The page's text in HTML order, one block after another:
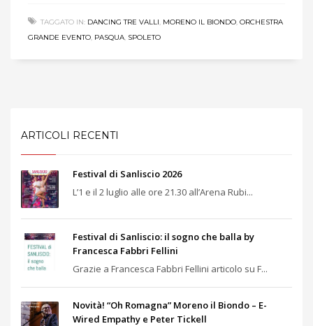
TAGGATO IN: DANCING TRE VALLI, MORENO IL BIONDO, ORCHESTRA
GRANDE EVENTO, PASQUA, SPOLETO
ARTICOLI RECENTI
Festival di Sanliscio 2026
L’1 e il 2 luglio alle ore 21.30 all’Arena Rubi...
Festival di Sanliscio: il sogno che balla by
Francesca Fabbri Fellini
Grazie a Francesca Fabbri Fellini articolo su F...
Novità! “Oh Romagna” Moreno il Biondo – E-
Wired Empathy e Peter Tickell